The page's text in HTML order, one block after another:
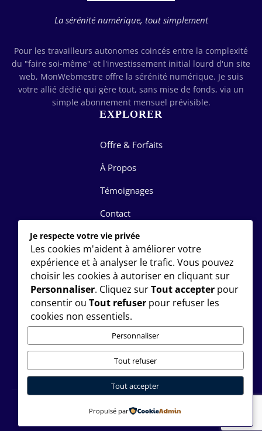
La sérénité numérique, tout simplement
Pour les travailleurs autonomes coincés entre la complexité
du "faire soi-même" et l'investissement initial lourd d'un site
web, MonWebmestre offre la sérénité numérique. Je suis
votre allié dédié qui gère tout, sans mise de fonds, via un
simple abonnement mensuel prévisible.
EXPLORER
Offre & Forfaits
À Propos
Témoignages
Contact
FAQ
DISCUTONS
+1 (514) 416-4798
Basé à Montréal, QC
© 2026 Monwebmestre | Tous droits réservés.
Je respecte votre vie privée
Les cookies m'aident à améliorer votre
expérience et à analyser le trafic. Vous pouvez
choisir les cookies à autoriser en cliquant sur
Personnaliser. Cliquez surTout accepterpour
consentir ou Tout refuserpour refuser les
cookies non essentiels.
Personnaliser
Tout refuser
Tout accepter
Propulsé par